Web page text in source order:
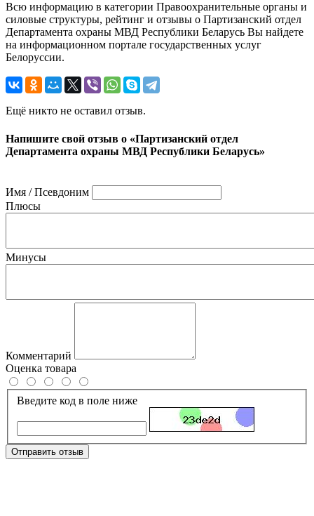
Всю информацию в категории Правоохранительные органы и
силовые структуры, рейтинг и отзывы о Партизанский отдел
Департамента охраны МВД Республики Беларусь Вы найдете
на информационном портале государственных услуг
Белоруссии.
Ещё никто не оставил отзыв.
Напишите свой отзыв о «Партизанский отдел
Департамента охраны МВД Республики Беларусь»
Имя / Псевдоним
Плюсы
Минусы
Комментарий
Оценка товара
Введите код в поле ниже
Отправить отзыв